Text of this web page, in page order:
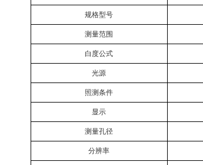
规格型号
测量范围
白度公式
光源
照测条件
显示
测量孔径
分辨率